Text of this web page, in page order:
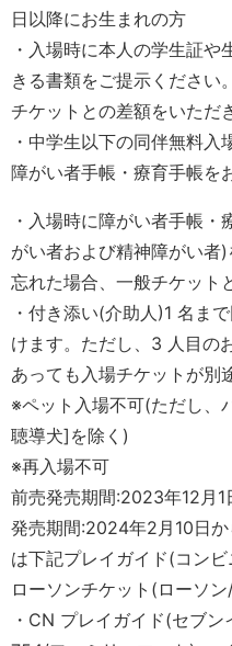
日以降にお生まれの方
・入場時に本人の学生証
きる書類をご提示ください
チケットとの差額をいただ
・中学生以下の同伴無料入
障がい者手帳・療育手帳を
・入場時に障がい者手帳
がい者および精神障がい者
忘れた場合、一般チケット
・付き添い(介助人)1 名ま
けます。ただし、3 人目の
あっても入場チケットが別
※ペット入場不可(ただし、
聴導犬]を除く)
※再入場不可
前売発売期間:2023年12月
発売期間:2024年2月10日
は下記プレイガイド(コン
ローソンチケット(ローソ
・CN プレイガイド(セブ